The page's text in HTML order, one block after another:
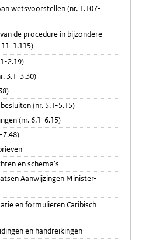
wetsvoorstellen (nr. 1.107-
de procedure in bijzondere
1.115)
2.19)
3.1-3.30)
(nr. 5.1-5.15)
(nr. 6.1-6.15)
7.48)
en schema's
Aanwijzingen Minister-
en formulieren Caribisch
en handreikingen